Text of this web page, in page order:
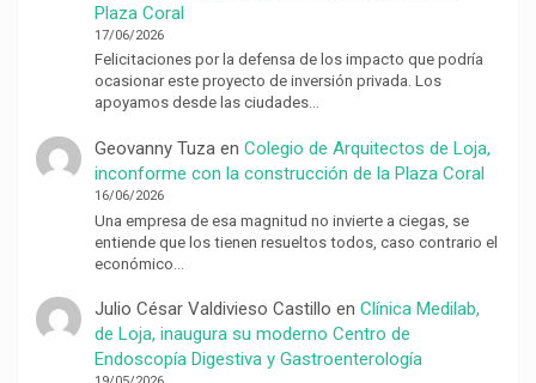
Plaza Coral
17/06/2026
Felicitaciones por la defensa de los impacto que podría
ocasionar este proyecto de inversión privada. Los
apoyamos desde las ciudades…
Geovanny Tuzaen Colegio de Arquitectos de Loja,
inconforme con la construcción de la Plaza Coral
16/06/2026
Una empresa de esa magnitud no invierte a ciegas, se
entiende que los tienen resueltos todos, caso contrario el
económico…
Julio César Valdivieso Castillo en Clínica Medilab,
de Loja, inaugura su moderno Centro de
Endoscopía Digestiva y Gastroenterología